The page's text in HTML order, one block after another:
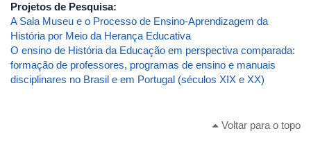
Projetos de Pesquisa:
A Sala Museu e o Processo de Ensino-Aprendizagem da
História por Meio da Herança Educativa
O ensino de História da Educação em perspectiva comparada:
formação de professores, programas de ensino e manuais
disciplinares no Brasil e em Portugal (séculos XIX e XX)
Voltar para o topo